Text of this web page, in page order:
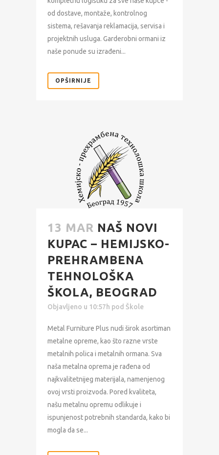
od dostave, montaže, kontrolnog
sistema, rešavanja reklamacija, servisa i
projektnih usluga. Garderobni ormani iz
naše ponude su izrađeni...
OPŠIRNIJE
13 MAR NAŠ NOVI
KUPAC – HEMIJSKO-
PREHRAMBENA
TEHNOLOŠKA
ŠKOLA, BEOGRAD
Objavljeno u 10:57h pod Škole
Metal Furniture Plus nudi širok asortiman
metalne opreme, kao što razne vrste
metalnih polica i metalnih ormana. Sva
naša metalna oprema je rađena od
najkvalitetnijeg materijala, namenjenog
ovoj vrsti proizvoda. Pored kvaliteta,
našu metalnu opremu odlikuje i
ispunjenost potrebnih standarda, kako bi
mogla da se...